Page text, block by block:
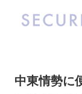
中東情勢に